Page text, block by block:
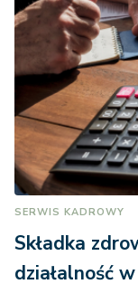
SERWIS KADROWY
Składka
działalność